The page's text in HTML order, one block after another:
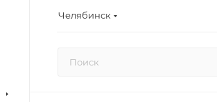
Челябинск